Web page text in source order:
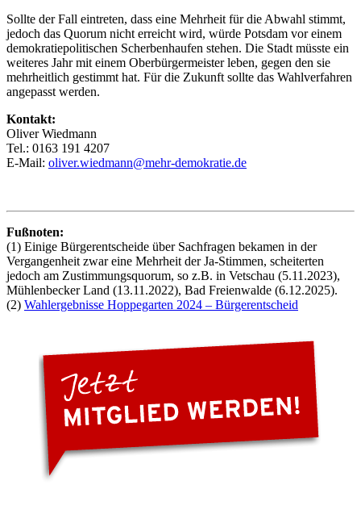
Sollte der Fall eintreten, dass eine Mehrheit für die Abwahl stimmt,
jedoch das Quorum nicht erreicht wird, würde Potsdam vor einem
demokratiepolitischen Scherbenhaufen stehen. Die Stadt müsste ein
weiteres Jahr mit einem Oberbürgermeister leben, gegen den sie
mehrheitlich gestimmt hat. Für die Zukunft sollte das Wahlverfahren
angepasst werden.
Kontakt:
Oliver Wiedmann
Tel.: 0163 191 4207
E-Mail: oliver.wiedmann@mehr-demokratie.de
Fußnoten:
(1) Einige Bürgerentscheide über Sachfragen bekamen in der
Vergangenheit zwar eine Mehrheit der Ja-Stimmen, scheiterten
jedoch am Zustimmungsquorum, so z.B. in Vetschau (5.11.2023),
Mühlenbecker Land (13.11.2022), Bad Freienwalde (6.12.2025).
(2) Wahlergebnisse Hoppegarten 2024 – Bürgerentscheid